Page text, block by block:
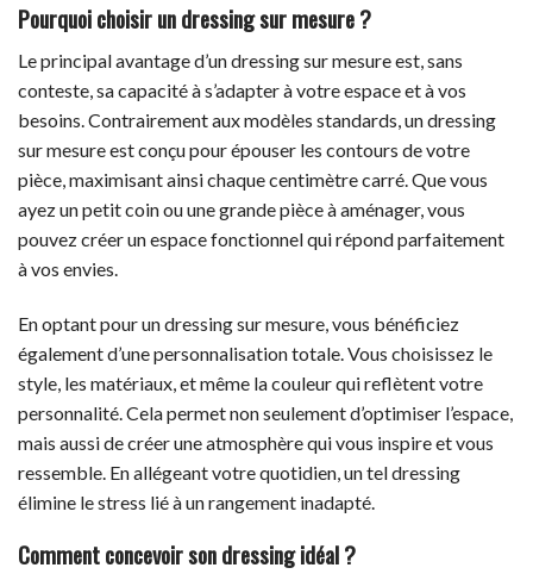
Pourquoi choisir un dressing sur mesure ?
Le principal avantage d’un dressing sur mesure est, sans
conteste, sa capacité à s’adapter à votre espace et à vos
besoins. Contrairement aux modèles standards, un dressing
sur mesure est conçu pour épouser les contours de votre
pièce, maximisant ainsi chaque centimètre carré. Que vous
ayez un petit coin ou une grande pièce à aménager, vous
pouvez créer un espace fonctionnel qui répond parfaitement
à vos envies.
En optant pour un dressing sur mesure, vous bénéficiez
également d’une personnalisation totale. Vous choisissez le
style, les matériaux, et même la couleur qui reflètent votre
personnalité. Cela permet non seulement d’optimiser l’espace,
mais aussi de créer une atmosphère qui vous inspire et vous
ressemble. En allégeant votre quotidien, un tel dressing
élimine le stress lié à un rangement inadapté.
Comment concevoir son dressing idéal ?